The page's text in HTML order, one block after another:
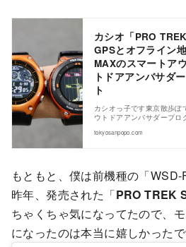
カシオ「PRO
GPSとオフライン
MAXのスマートア
トドアアンバサダ
ト
カシオっ子です東京散歩ぽ
ウトドアアンバサダープロ
tokyosanpopo.com
もともと、僕は前機種の「WSD-
昨年、発売された「PRO TREK
ちゃくちゃ気になってたので、
になったのは本当に嬉しかったで